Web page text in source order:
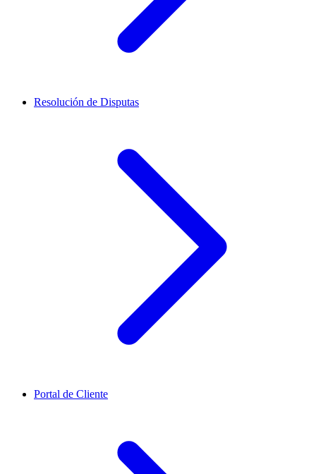
Resolución de Disputas
Portal de Cliente